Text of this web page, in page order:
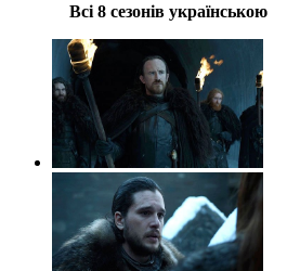
Всі 8 сезонів українською